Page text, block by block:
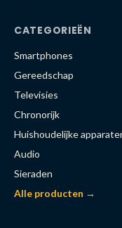
CATEGORIEËN
Smartphones
Gereedschap
Televisies
Chronorijk
Huishoudelijke
Audio
Sieraden
Alle producten →